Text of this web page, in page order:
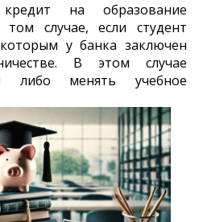
на образование
случае, если студент
у банка заключен
В этом случае
либо менять учебное